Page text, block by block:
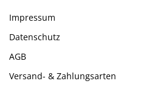
Impressum
Datenschutz
AGB
Versand- & Zahlungsarten